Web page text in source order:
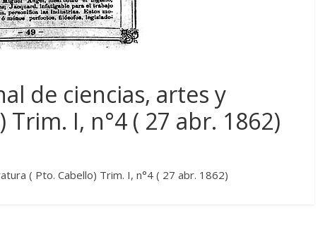
de ciencias, artes y
I, n°4 ( 27 abr. 1862)
( Pto. Cabello) Trim. I, n°4 ( 27 abr. 1862)